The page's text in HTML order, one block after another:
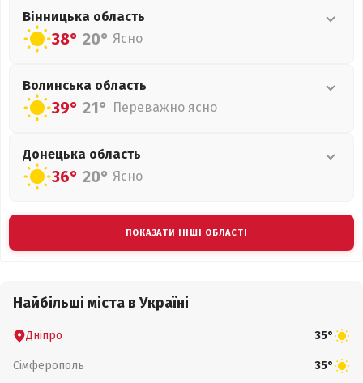
Вінницька область
38° 20° Ясно
Волинська область
39° 21° Переважно ясно
Донецька область
36° 20° Ясно
ПОКАЗАТИ ІНШІ ОБЛАСТІ
Найбільші міста в Україні
Дніпро 35°
Сімферополь 35°